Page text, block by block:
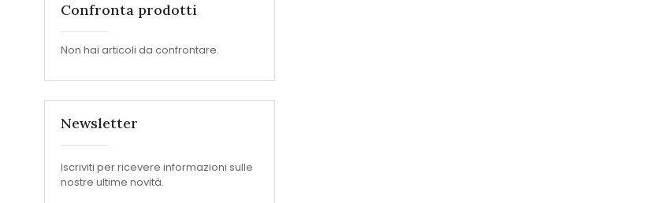
Confronta prodotti
Non hai articoli da confrontare.
Newsletter
Iscriviti per ricevere informazioni sulle
nostre ultime novità.